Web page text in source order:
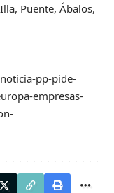
Puente, Ábalos,
pp-pide-
empresas-